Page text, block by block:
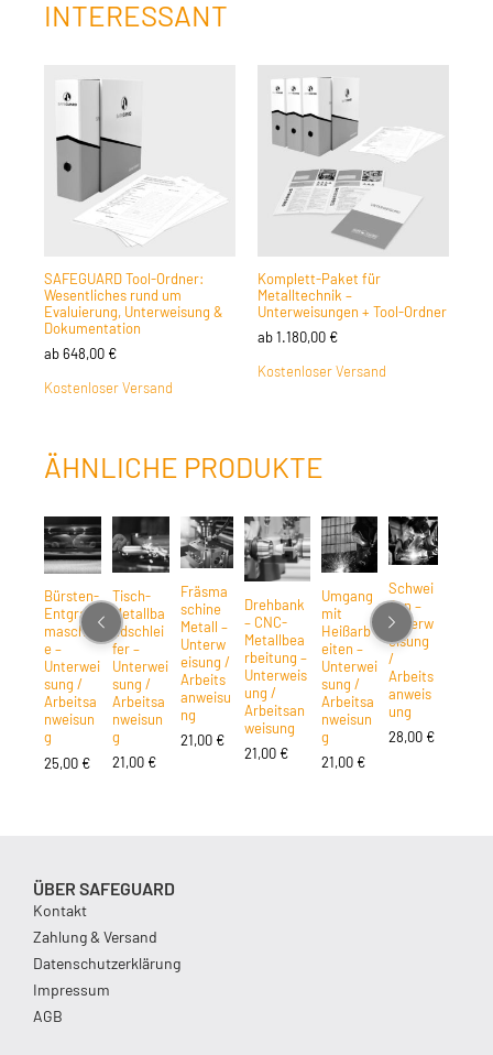
INTERESSANT
SAFEGUARD Tool-Ordner:
Wesentliches rund um
Evaluierung, Unterweisung &
Dokumentation
ab648,00 €
Kostenloser Versand
Komplett-Paket für
Metalltechnik –
Unterweisungen + Tool-Ordner
ab1.180,00 €
Kostenloser Versand
ÄHNLICHE PRODUKTE
Bürsten-
Entgrat
maschin
e –
Unterwei
sung /
Arbeitsa
nweisun
g
25,00 €
Tisch-
Metallba
ndschlei
fer –
Unterwei
sung /
Arbeitsa
nweisun
g
21,00 €
Fräsma
schine
Metall –
Unterw
eisung /
Arbeits
anweisu
ng
21,00 €
Drehbank
– CNC-
Metallbea
rbeitung –
Unterweis
ung /
Arbeitsan
weisung
21,00 €
Umgang
mit
Heißarb
eiten –
Unterwei
sung /
Arbeitsa
nweisun
g
21,00 €
Schwei
ßen –
Unterw
eisung
/
Arbeits
anweis
ung
28,00 €
ÜBER SAFEGUARD
Kontakt
Zahlung & Versand
Datenschutzerklärung
Impressum
AGB